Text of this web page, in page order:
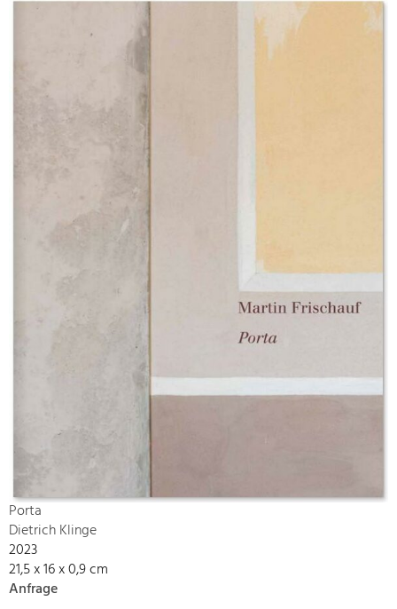
Porta
Dietrich Klinge
2023
21,5 x 16 x 0,9 cm
Anfrage